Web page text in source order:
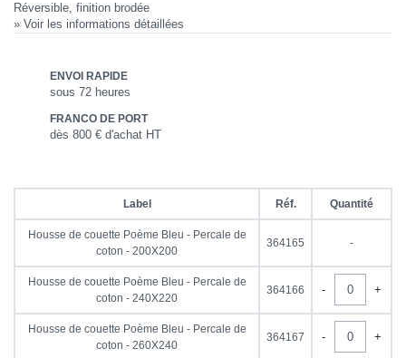
Réversible, finition brodée
» Voir les informations détaillées
ENVOI RAPIDE
sous 72 heures
FRANCO DE PORT
dès 800 € d'achat HT
Label Réf. Quantité
Housse de couette Poème Bleu - Percale de
coton - 200X200
364165 -
Housse de couette Poème Bleu - Percale de
coton - 240X220
364166 - +
Housse de couette Poème Bleu - Percale de
coton - 260X240
364167 - +